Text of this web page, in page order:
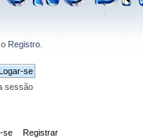
Registro.
sessão
se Registrar